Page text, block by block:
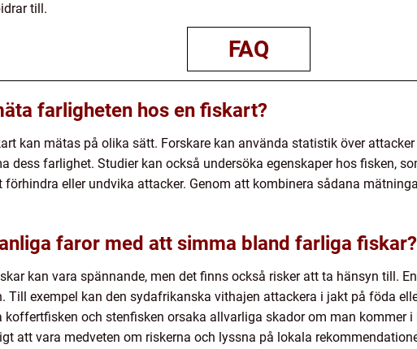
till.
FAQ
farligheten hos en fiskart?
kan mätas på olika sätt. Forskare kan använda statistik över
dess farlighet. Studier kan också undersöka egenskaper hos fisken,
eller undvika attacker. Genom att kombinera sådana
faror med att simma bland farliga fiskar?
kan vara spännande, men det finns också risker att ta hänsyn till.
Till exempel kan den sydafrikanska vithajen attackera i jakt på föda
koffertfisken och stenfisken orsaka allvarliga skador om man kommer
att vara medveten om riskerna och lyssna på lokala